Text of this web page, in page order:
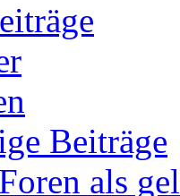
Beiträge
als